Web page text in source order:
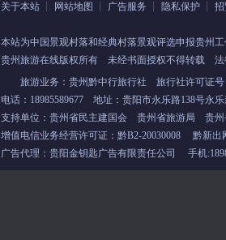
关于本站 ┊ 网站地图 ┊ 广告服务 ┊ 隐私保护 ┊
本站为中国景观村落和经典村落景观评选申报贵州
贵州旅游在线版权所有 未经书面授权不得转载
旅游业务：贵州黔中行旅行社 旅行社许可证
电话：18985589677 地址：贵阳市永乐路138号永
支持单位： 贵州省民主建国会 贵州省旅游局 贵
增值电信业务经营许可证： 黔B2-20030008
黔新出
广告代理：贵阳金钥匙广告有限责任公司 手机